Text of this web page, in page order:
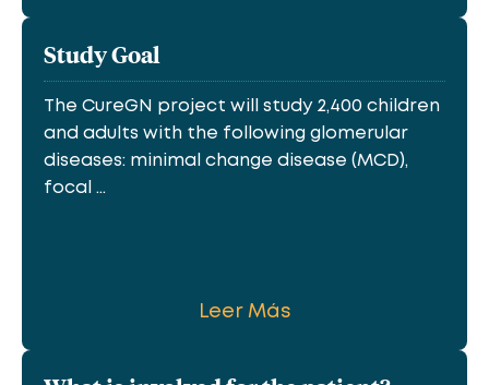
Study Goal
The CureGN project will study 2,400 children
and adults with the following glomerular
diseases: minimal change disease (MCD),
focal ...
Leer Más